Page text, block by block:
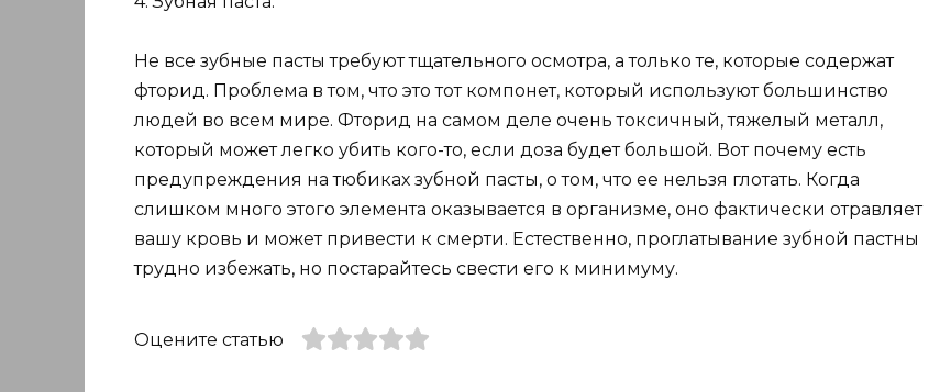
Не все зубные пасты требуют тщательного осмотра, а только те, которые содержат
фторид. Проблема в том, что это тот компонет, который используют большинство
людей во всем мире. Фторид на самом деле очень токсичный, тяжелый металл,
который может легко убить кого-то, если доза будет большой. Вот почему есть
предупреждения на тюбиках зубной пасты, о том, что ее нельзя глотать. Когда
слишком много этого элемента оказывается в организме, оно фактически отравляет
вашу кровь и может привести к смерти. Естественно, проглатывание зубной пастны
трудно избежать, но постарайтесь свести его к минимуму.
Оцените статью